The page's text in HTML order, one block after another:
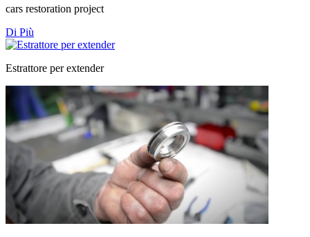
cars restoration project
Di Più
Estrattore per extender